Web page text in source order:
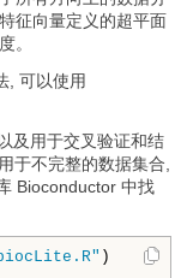
征向量定义的超平面
。
, 可以使用
及用于交叉验证和结
于不完整的数据集合,
Bioconductor 中找
)